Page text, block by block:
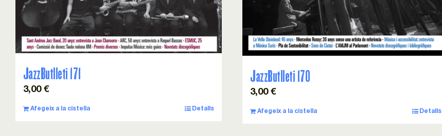
JazzButlleti 171
3,00 €
Afegeix a la cistella Detalls
JazzButlleti 170
3,00€
Afegeix a la cistella Detalls